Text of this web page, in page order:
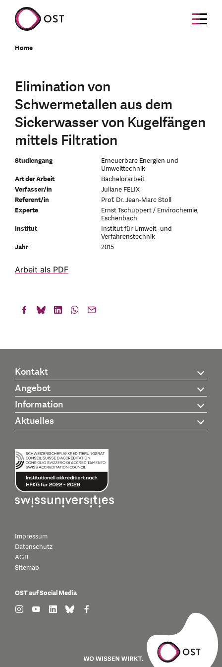
Home
Elimination von
Schwermetallen aus dem
Sickerwasser von Kugelfängen
mittels Filtration
Studiengang
Erneuerbare Energien und
Umwelttechnik
Art der Arbeit
Bachelorarbeit
Verfasser/in
Juliane FELIX
Referent/in
Prof. Dr. Jean-Marc Stoll
Experte
Ernst Tschuppert / Envirochemie,
Eschenbach
Institut
Institut für Umwelt- und
Verfahrenstechnik
Jahr
2015
Arbeit als PDF
Kontakt
Angebot
Information
Aktuelles
Impressum
Datenschutz
AGB
Sitemap
OST auf Social Media
find us on: instagram
find us on: youtube
find us on: linkedin
find us on: bluesky
find us on: facebook